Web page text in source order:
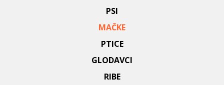
PSI
MAČKE
PTICE
GLODAVCI
RIBE